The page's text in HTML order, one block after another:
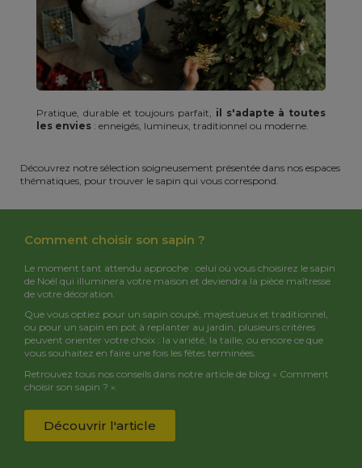
Pratique, durable et toujours parfait, il s'adapte à toutes
les envies : enneigés, lumineux, traditionnel ou moderne.
Découvrez notre sélection soigneusement présentée dans nos espaces
thématiques, pour trouver le sapin qui vous correspond.
Comment choisir son sapin ?
Le moment tant attendu approche : celui où vous choisirez le sapin
de Noël qui illuminera votre maison et deviendra la pièce maîtresse
de votre décoration.
Que vous optiez pour un sapin coupé, majestueux et traditionnel,
ou pour un sapin en pot à replanter au jardin, plusieurs critères
peuvent orienter votre choix : la variété, la taille, ou encore ce que
vous souhaitez en faire une fois les fêtes terminées.
Retrouvez tous nos conseils dans notre article de blog « Comment
choisir son sapin ? ».
Découvrir l'article